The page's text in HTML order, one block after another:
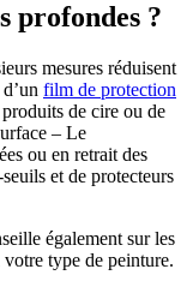
profondes ?
mesures réduisent
film de protection
de cire ou de
– Le
ou en retrait des
et de protecteurs
également sur les
votre type de peinture.